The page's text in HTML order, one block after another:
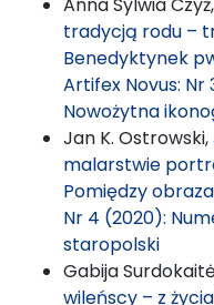
tradycją rodu –
Benedyktynek
Artifex Novus:
Nowożytna
Jan K. Ostrowski,
malarstwie
Pomiędzy
Nr 4 (2020):
staropolski
Gabija
wileńscy – z